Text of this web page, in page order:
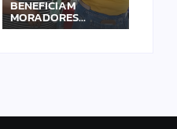
BENEFICIAM
MORADORES…